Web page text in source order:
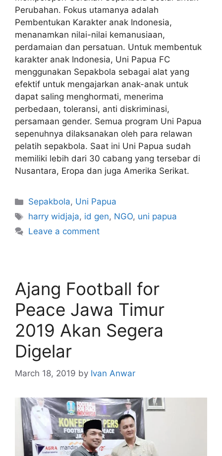
Perubahan. Fokus utamanya adalah
Pembentukan Karakter anak Indonesia,
menanamkan nilai-nilai kemanusiaan,
perdamaian dan persatuan. Untuk membentuk
karakter anak Indonesia, Uni Papua FC
menggunakan Sepakbola sebagai alat yang
efektif untuk mengajarkan anak-anak untuk
dapat saling menghormati, menerima
perbedaan, toleransi, anti diskriminasi,
persamaan gender. Semua program Uni Papua
sepenuhnya dilaksanakan oleh para relawan
pelatih sepakbola. Saat ini Uni Papua sudah
memiliki lebih dari 30 cabang yang tersebar di
Nusantara, Eropa dan juga Amerika Serikat.
Sepakbola, Uni Papua
harry widjaja, id gen, NGO, uni papua
Leave a comment
Ajang Football for
Peace Jawa Timur
2019 Akan Segera
Digelar
March 18, 2019 by Ivan Anwar